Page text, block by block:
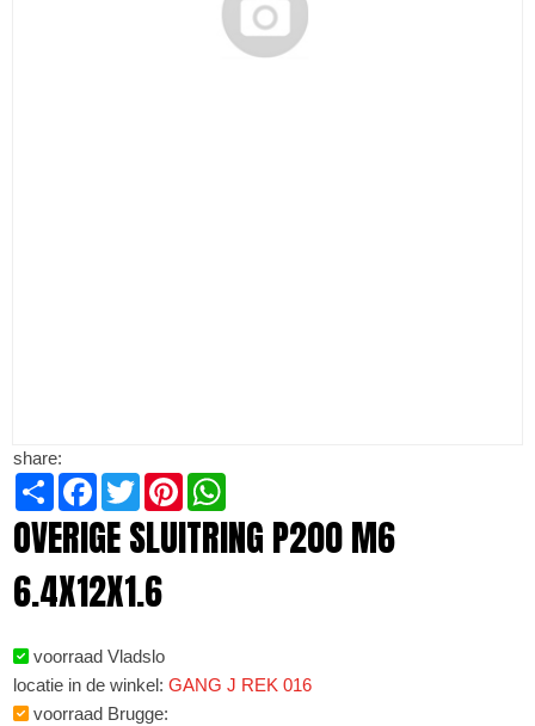
share:
Share Facebook
TwitterPinterest
OVERIGE SLUITRING P200 M6
6.4X12X1.6
voorraad Vladslo
locatie in de winkel:GANG J REK 016
voorraad Brugge: